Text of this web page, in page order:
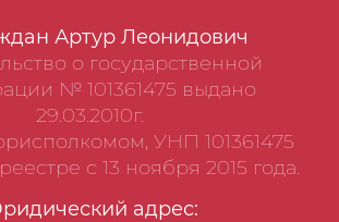
Артур Леонидович
о государственной
№ 101361475 выдано
29.03.2010г.
УНП 101361475
с 13 ноября 2015 года.
адрес: